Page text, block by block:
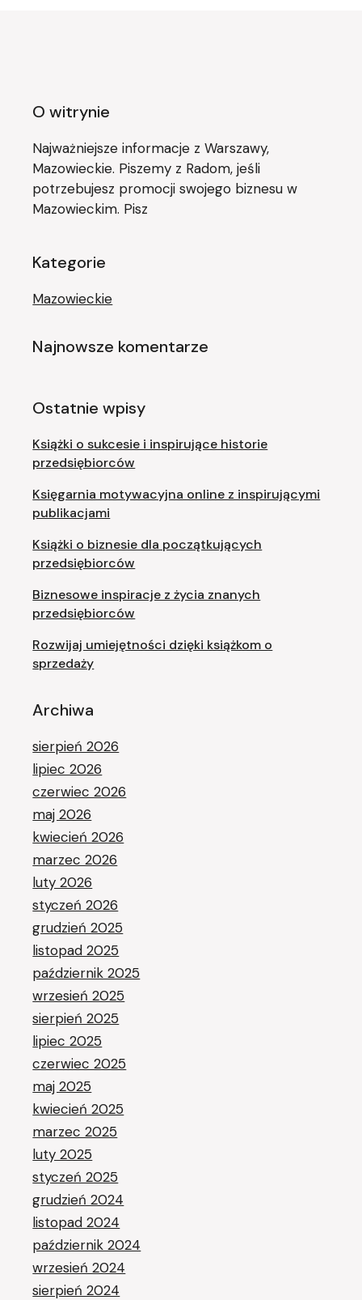
O witrynie
Najważniejsze informacje z Warszawy,
Mazowieckie. Piszemy z Radom, jeśli
potrzebujesz promocji swojego biznesu w
Mazowieckim. Pisz
Kategorie
Mazowieckie
Najnowsze komentarze
Ostatnie wpisy
Książki o sukcesie i inspirujące historie
przedsiębiorców
Księgarnia motywacyjna online z inspirującymi
publikacjami
Książki o biznesie dla początkujących
przedsiębiorców
Biznesowe inspiracje z życia znanych
przedsiębiorców
Rozwijaj umiejętności dzięki książkom o
sprzedaży
Archiwa
sierpień 2026
lipiec 2026
czerwiec 2026
maj 2026
kwiecień 2026
marzec 2026
luty 2026
styczeń 2026
grudzień 2025
listopad 2025
październik 2025
wrzesień 2025
sierpień 2025
lipiec 2025
czerwiec 2025
maj 2025
kwiecień 2025
marzec 2025
luty 2025
styczeń 2025
grudzień 2024
listopad 2024
październik 2024
wrzesień 2024
sierpień 2024